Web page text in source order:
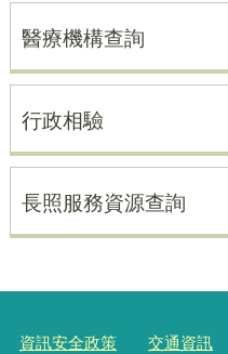
醫療機構查詢
行政相驗
長照服務資源查詢
資訊安全政策 交通資訊